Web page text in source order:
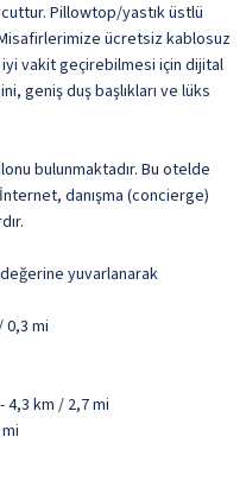
Pillowtop/yastık üstlü
Misafirlerimize ücretsiz kablosuz
vakit geçirebilmesi için dijital
geniş duş başlıkları ve lüks
bulunmaktadır. Bu otelde
danışma (concierge)
yuvarlanarak
0,3 mi
4,3 km / 2,7 mi